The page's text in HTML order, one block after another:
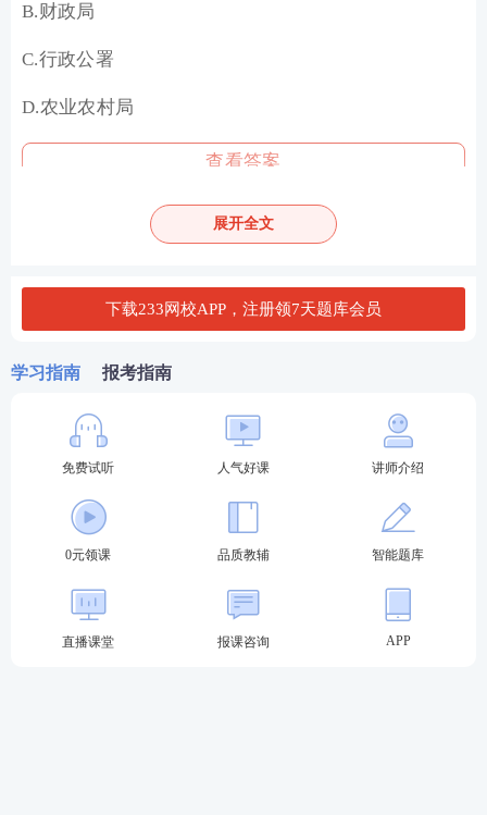
B.财政局
C.行政公署
D.农业农村局
查看答案
24.社区工作者杨某渴望获得领导的赏识,根据马斯洛需
A.尊重需要
D.社交需要
查看答案
25.按管理者在组织中所处的地位划分,管理者可分为高
层管理者、中层管理者和基层管理者。“传达上级计
划、指示,直接分配每一个成员的生产任务或工作任务,
展开全文
下载233网校APP，注册领7天题库会员
学习指南 报考指南
免费试听 人气好课 讲师介绍
0元领课 品质教辅 智能题库
直播课堂 报课咨询 APP